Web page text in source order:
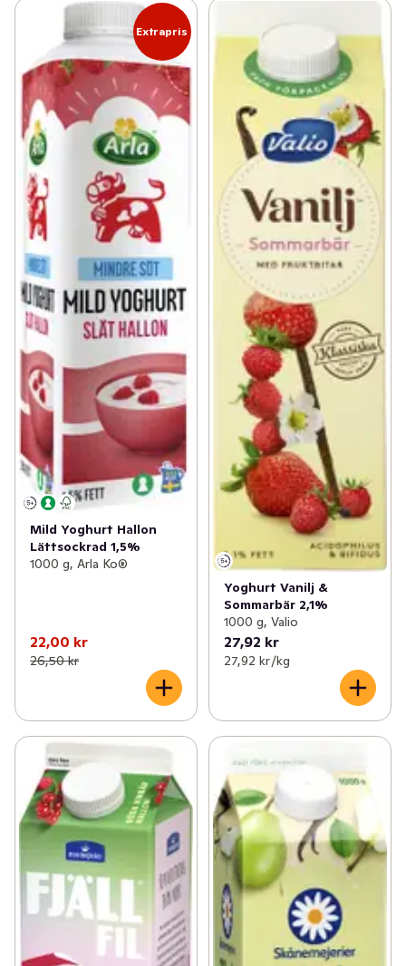
Extrapris
Mild Yoghurt Hallon
Lättsockrad 1,5%
1000 g, Arla Ko®
22,00 kr
26,50 kr
Yoghurt Vanilj &
Sommarbär 2,1%
1000 g, Valio
27,92 kr
27,92 kr /kg